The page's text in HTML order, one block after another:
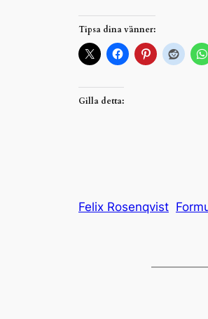
Tipsa dina vänner:
Gilla detta:
Felix Rosenqvist